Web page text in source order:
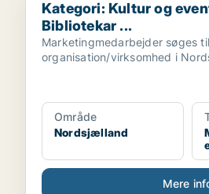
Kategori: Kultur og
Bibliotekar ...
Marketingmedarbejder søges til
organisation/virksomhed i
Område
Nordsjælland
Mere